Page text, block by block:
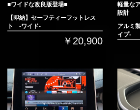
■ワイドな改良版登場■
【即納】セーフティーフットレス
ト -ワイド-
￥20,900
軽量な
設計
アルミ
イプ-